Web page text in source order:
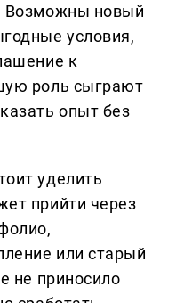
Возможны новый
условия,
к
роль сыграют
опыт без
уделить
прийти через
или старый
не приносило